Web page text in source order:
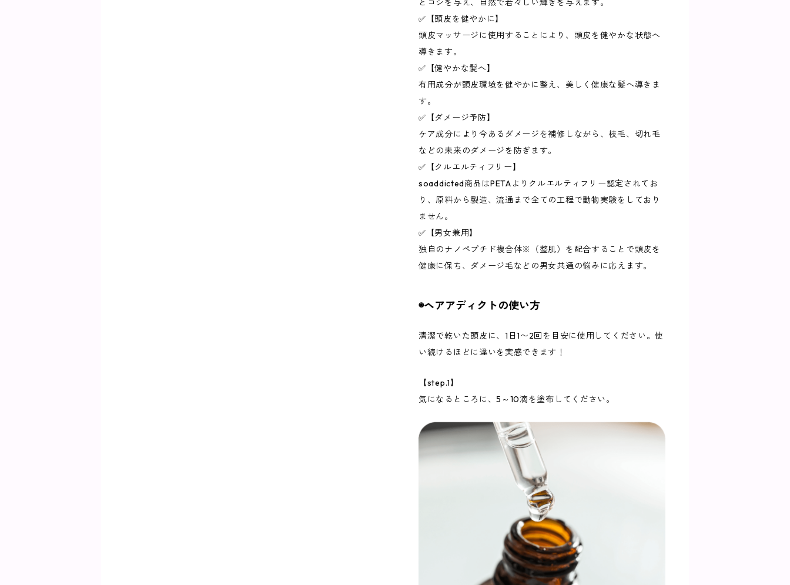
とコシを与え、自然で若々しい輝きを与えます。
✅【頭皮を健やかに】
頭皮マッサージに使用することにより、頭皮を健やかな状態へ
導きます。
✅【健やかな髪へ】
有用成分が頭皮環境を健やかに整え、美しく健康な髪へ導きま
す。
✅【ダメージ予防】
ケア成分により今あるダメージを補修しながら、枝毛、切れ毛
などの未来のダメージを防ぎます。
✅【クルエルティフリー】
soaddicted商品はPETAよりクルエルティフリー認定されてお
り、原料から製造、流通まで全ての工程で動物実験をしており
ません。
✅【男女兼用】
独自のナノペプチド複合体※（整肌）を配合することで頭皮を
健康に保ち、ダメージ毛などの男女共通の悩みに応えます。
◉ヘアアディクトの使い方
清潔で乾いた頭皮に、1日1〜2回を目安に使用してください。使
い続けるほどに違いを実感できます！
【step.1】
気になるところに、5～10滴を塗布してください。